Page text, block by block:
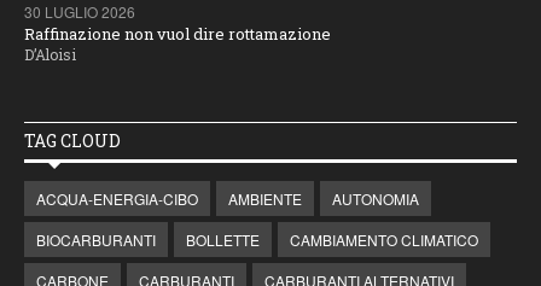
30 LUGLIO 2026
Raffinazione non vuol dire rottamazione
D’Aloisi
TAG CLOUD
ACQUA-ENERGIA-CIBO AMBIENTE
AUTONOMIA
BIOCARBURANTI
BOLLETTE
CAMBIAMENTO CLIMATICO
CARBONE
CARBURANTI CARBURANTI ALTERNATIVI